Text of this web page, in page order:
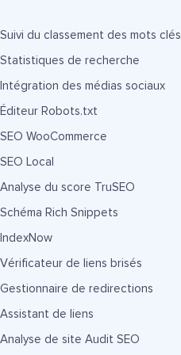
Suivi du classement des mots clés
Statistiques de recherche
Intégration des médias sociaux
Éditeur Robots.txt
SEO WooCommerce
SEO Local
Analyse du score TruSEO
Schéma Rich Snippets
IndexNow
Vérificateur de liens brisés
Gestionnaire de redirections
Assistant de liens
Analyse de site Audit SEO